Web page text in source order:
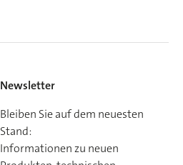
Newsletter
Bleiben Sie auf dem neuesten
Stand:
Informationen zu neuen